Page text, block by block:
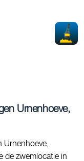
Urnenhoeve,
de zwemlocatie in